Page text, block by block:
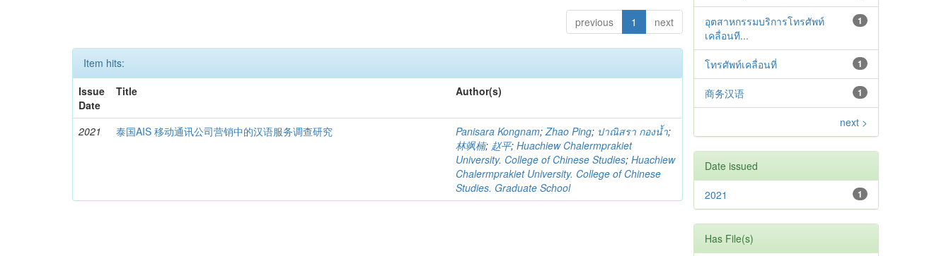
previous 1 next
Item hits:
Issue
Date
Title Author(s)
2021 泰国AIS 移动通讯公司营销中的汉语服务调查研究 Panisara Kongnam;Zhao Ping; ปาณิสรา กองน้ำ;
林飒楠; 赵平;Huachiew Chalermprakiet
University. College of Chinese Studies;Huachiew
Chalermprakiet University. College of Chinese
Studies. Graduate School
1
อุตสาหกรรมบริการโทรศัพท์
เคลื่อนที...
1
โทรศัพท์เคลื่อนที่
1
商务汉语
next >
Date issued
1
2021
Has File(s)